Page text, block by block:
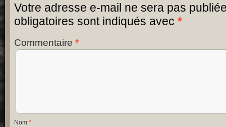
Votre adresse e-mail ne sera pas
obligatoires sont indiqués avec *
Commentaire *
Nom *